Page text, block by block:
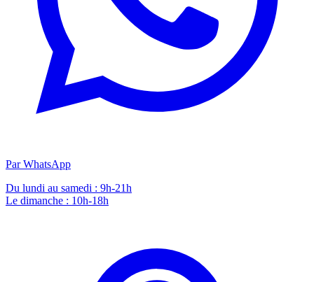
Par WhatsApp
Du lundi au samedi : 9h-21h
Le dimanche : 10h-18h